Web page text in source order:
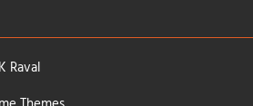
Raval